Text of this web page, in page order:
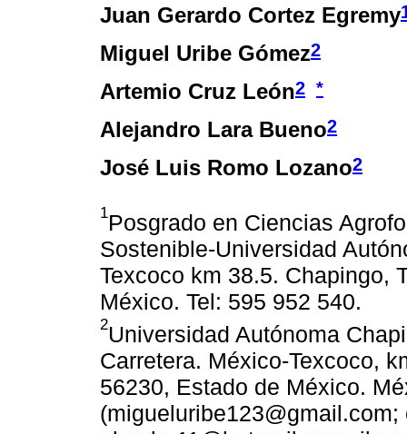
Juan Gerardo Cortez Egremy
Miguel Uribe Gómez2
Artemio Cruz León2 *
Alejandro Lara Bueno2
José Luis Romo Lozano2
1Posgrado en Ciencias
Sostenible-Universidad
Texcoco km 38.5. Chapingo,
México. Tel: 595 952 540.
2Universidad Autónoma
Carretera. México-Texcoco,
56230, Estado de México.